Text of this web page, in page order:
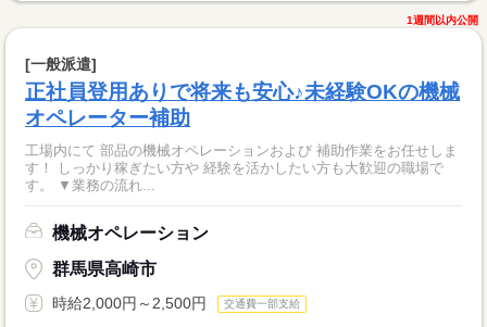
1週間以内公開
[一般派遣]
正社員登用ありで将来も安心♪未経験OKの機械
オペレーター補助
工場内にて 部品の機械オペレーションおよび 補助作業をお任せしま
す！ しっかり稼ぎたい方や 経験を活かしたい方も大歓迎の職場で
す。 ▼業務の流れ...
機械オペレーション
群馬県高崎市
時給2,000円～2,500円 交通費一部支給